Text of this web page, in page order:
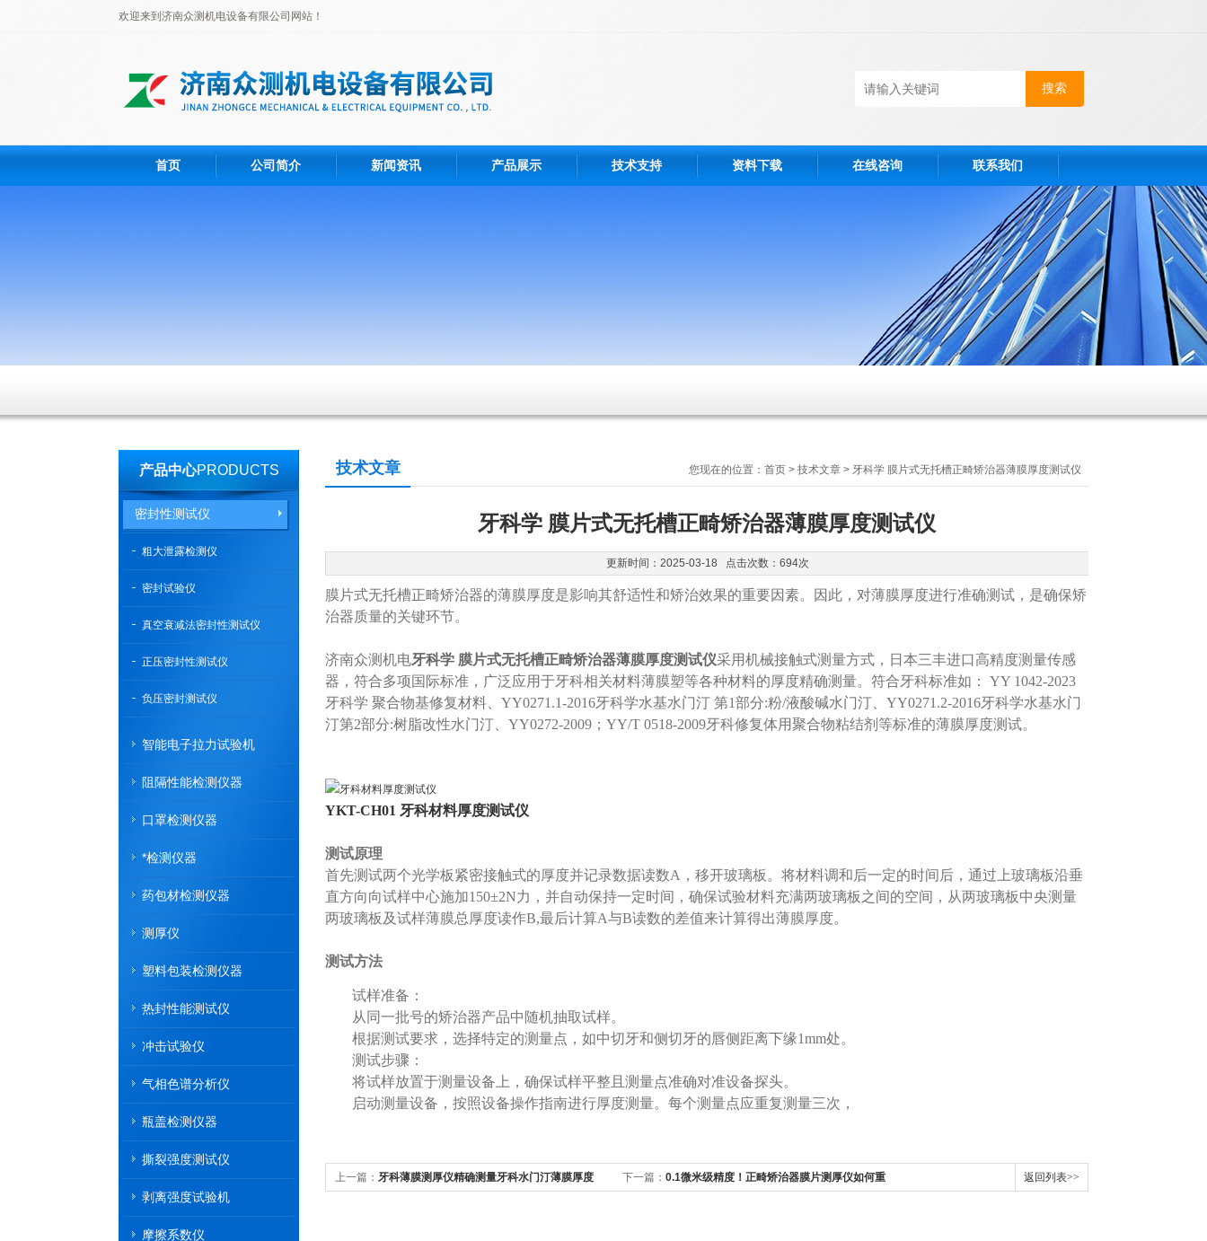
欢迎来到济南众测机电设备有限公司网站！
首页 公司简介 新闻资讯 产品展示 技术支持 资料下载 在线咨询 联系我们
产品中心PRODUCTS
密封性测试仪
粗大泄露检测仪
密封试验仪
真空衰减法密封性测试仪
正压密封性测试仪
负压密封测试仪
智能电子拉力试验机
阻隔性能检测仪器
口罩检测仪器
*检测仪器
药包材检测仪器
测厚仪
塑料包装检测仪器
热封性能测试仪
冲击试验仪
气相色谱分析仪
瓶盖检测仪器
撕裂强度测试仪
剥离强度试验机
摩擦系数仪
技术文章 您现在的位置： 首页 > 技术文章 > 牙科学 膜片式无托槽正畸矫治器薄膜厚度测试仪
牙科学 膜片式无托槽正畸矫治器薄膜厚度测试仪
更新时间：2025-03-18 点击次数：694次
膜片式无托槽正畸矫治器的薄膜厚度是影响其舒适性和矫治效果的重要因素。因此，对薄膜厚度进行准确测试，是确保矫
治器质量的关键环节。
济南众测机电牙科学 膜片式无托槽正畸矫治器薄膜厚度测试仪采用机械接触式测量方式，日本三丰进口高精度测量传感
器，符合多项国际标准，广泛应用于牙科相关材料薄膜塑等各种材料的厚度精确测量。符合牙科标准如： YY 1042-2023
牙科学 聚合物基修复材料、YY0271.1-2016牙科学水基水门汀 第1部分:粉/液酸碱水门汀、YY0271.2-2016牙科学水基水门
汀第2部分:树脂改性水门汀、YY0272-2009；YY/T 0518-2009牙科修复体用聚合物粘结剂等标准的薄膜厚度测试。
YKT-CH01 牙科材料厚度测试仪
测试原理
首先测试两个光学板紧密接触式的厚度并记录数据读数A，移开玻璃板。将材料调和后一定的时间后，通过上玻璃板沿垂
直方向向试样中心施加150±2N力，并自动保持一定时间，确保试验材料充满两玻璃板之间的空间，从两玻璃板中央测量
两玻璃板及试样薄膜总厚度读作B,最后计算A与B读数的差值来计算得出薄膜厚度。
测试方法
试样准备：
从同一批号的矫治器产品中随机抽取试样。
根据测试要求，选择特定的测量点，如中切牙和侧切牙的唇侧距离下缘1mm处。
测试步骤：
将试样放置于测量设备上，确保试样平整且测量点准确对准设备探头。
启动测量设备，按照设备操作指南进行厚度测量。每个测量点应重复测量三次，
上一篇： 牙科薄膜测厚仪精确测量牙科水门汀薄膜厚度 下一篇： 0.1微米级精度！正畸矫治器膜片测厚仪如何重 返回列表>>